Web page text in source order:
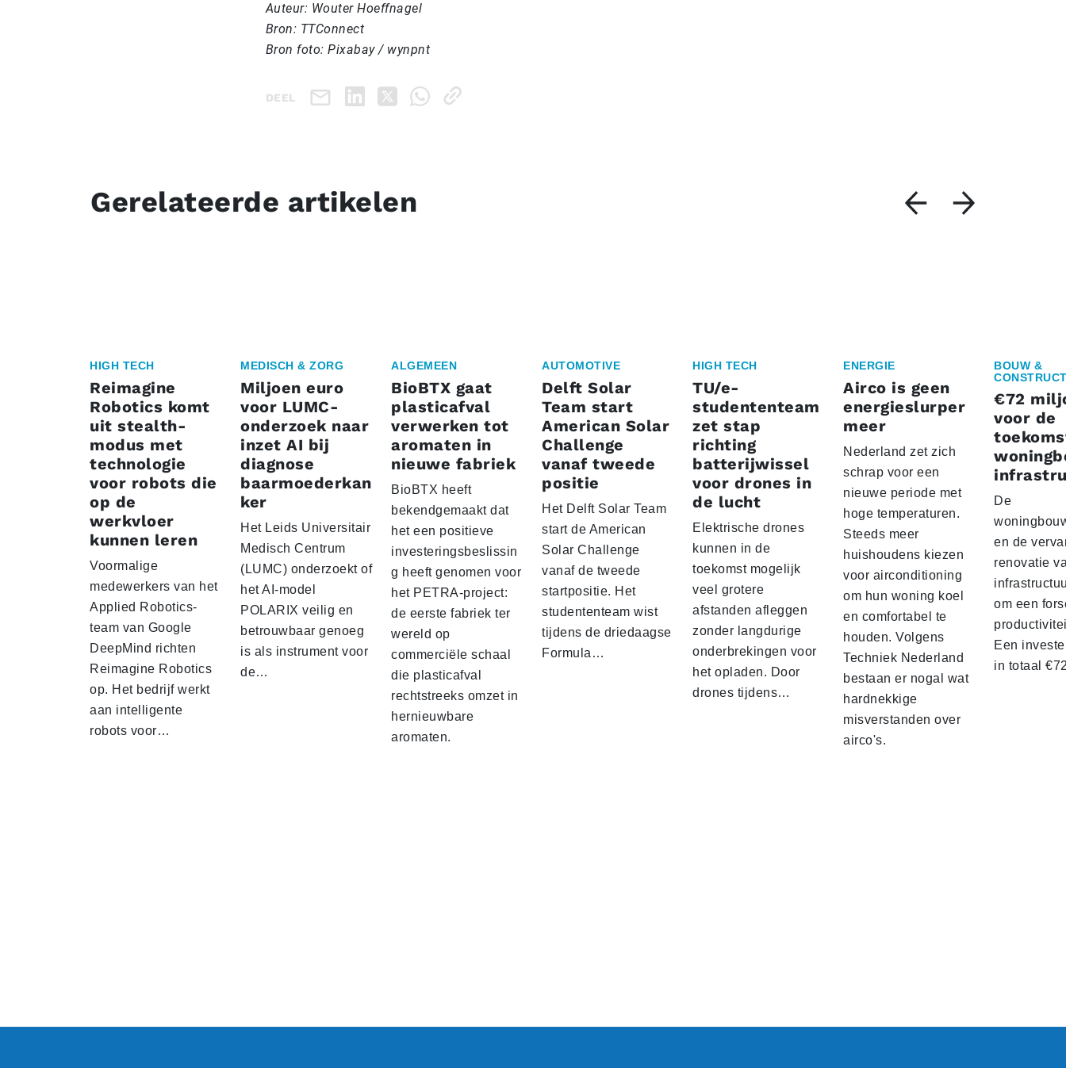
Auteur: Wouter Hoeffnagel
Bron: TTConnect
Bron foto: Pixabay / wynpnt
DEEL
Gerelateerde artikelen
HIGH TECH
Reimagine
Robotics komt
uit stealth-
modus met
technologie
voor robots die
op de
werkvloer
kunnen leren
Voormalige
medewerkers van het
Applied Robotics-
team van Google
DeepMind richten
Reimagine Robotics
op. Het bedrijf werkt
aan intelligente
robots voor…
MEDISCH & ZORG
Miljoen euro
voor LUMC-
onderzoek naar
inzet AI bij
diagnose
baarmoederkan
ker
Het Leids Universitair
Medisch Centrum
(LUMC) onderzoekt of
het AI-model
POLARIX veilig en
betrouwbaar genoeg
is als instrument voor
de…
ALGEMEEN
BioBTX gaat
plasticafval
verwerken tot
aromaten in
nieuwe fabriek
BioBTX heeft
bekendgemaakt dat
het een positieve
investeringsbeslissin
g heeft genomen voor
het PETRA-project:
de eerste fabriek ter
wereld op
commerciële schaal
die plasticafval
rechtstreeks omzet in
hernieuwbare
aromaten.
AUTOMOTIVE
Delft Solar
Team start
American Solar
Challenge
vanaf tweede
positie
Het Delft Solar Team
start de American
Solar Challenge
vanaf de tweede
startpositie. Het
studententeam wist
tijdens de driedaagse
Formula…
HIGH TECH
TU/e-
studententeam
zet stap
richting
batterijwissel
voor drones in
de lucht
Elektrische drones
kunnen in de
toekomst mogelijk
veel grotere
afstanden afleggen
zonder langdurige
onderbrekingen voor
het opladen. Door
drones tijdens…
ENERGIE
Airco is geen
energieslurper
meer
Nederland zet zich
schrap voor een
nieuwe periode met
hoge temperaturen.
Steeds meer
huishoudens kiezen
voor airconditioning
om hun woning koel
en comfortabel te
houden. Volgens
Techniek Nederland
bestaan er nogal wat
hardnekkige
misverstanden over
airco's.
BOUW &
€72
voor de
De
en de
renovatie
om een
Een
in totaal